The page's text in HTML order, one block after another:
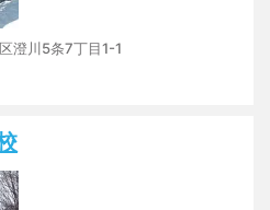
澄川5条7丁目1-1